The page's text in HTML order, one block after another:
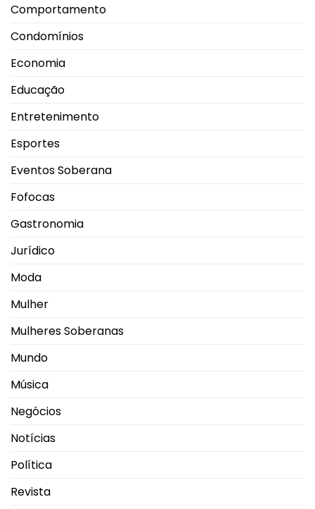
Comportamento
Condomínios
Economia
Educação
Entretenimento
Esportes
Eventos Soberana
Fofocas
Gastronomia
Jurídico
Moda
Mulher
Mulheres Soberanas
Mundo
Música
Negócios
Notícias
Política
Revista